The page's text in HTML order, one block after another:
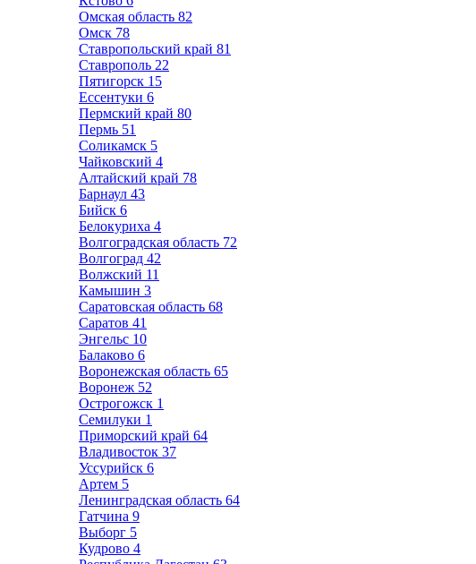
Омская область 82
Омск 78
Ставропольский край 81
Ставрополь 22
Пятигорск 15
Ессентуки 6
Пермский край 80
Пермь 51
Соликамск 5
Чайковский 4
Алтайский край 78
Барнаул 43
Бийск 6
Белокуриха 4
Волгоградская область 72
Волгоград 42
Волжский 11
Камышин 3
Саратовская область 68
Саратов 41
Энгельс 10
Балаково 6
Воронежская область 65
Воронеж 52
Острогожск 1
Семилуки 1
Приморский край 64
Владивосток 37
Уссурийск 6
Артем 5
Ленинградская область 64
Гатчина 9
Выборг 5
Кудрово 4